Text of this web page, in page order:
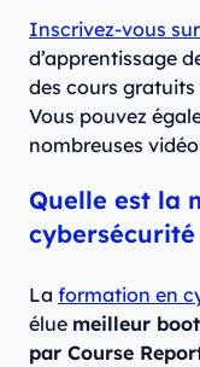
Inscrivez-vous
d’apprentissage
des cours
Vous pouvez
nombreuses
Quelle est la
cybersécurité
La formation en
élue meilleur
par Course